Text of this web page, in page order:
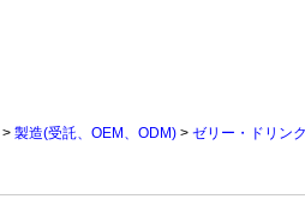
> 製造(受託、OEM、ODM) > ゼリー・ドリン